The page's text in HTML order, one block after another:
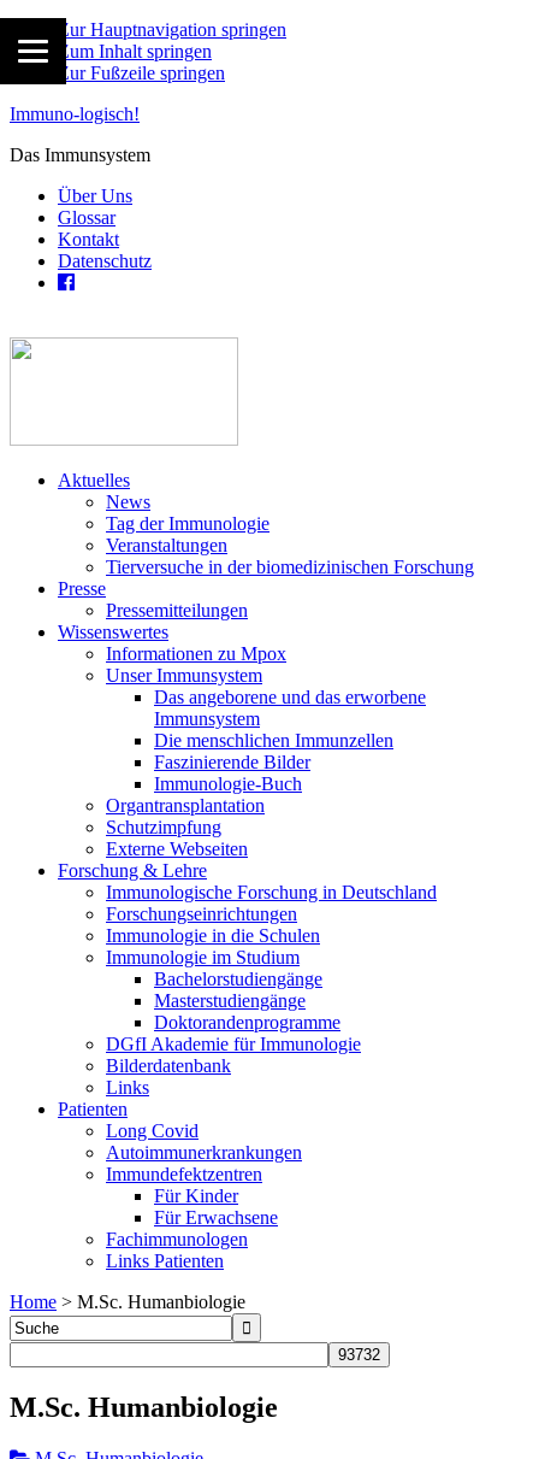
Zur Hauptnavigation springen
Zum Inhalt springen
Zur Fußzeile springen
Immuno-logisch!
Das Immunsystem
Über Uns
Glossar
Kontakt
Datenschutz
Aktuelles
News
Tag der Immunologie
Veranstaltungen
Tierversuche in der biomedizinischen Forschung
Presse
Pressemitteilungen
Wissenswertes
Informationen zu Mpox
Unser Immunsystem
Das angeborene und das erworbene
Immunsystem
Die menschlichen Immunzellen
Faszinierende Bilder
Immunologie-Buch
Organtransplantation
Schutzimpfung
Externe Webseiten
Forschung & Lehre
Immunologische Forschung in Deutschland
Forschungseinrichtungen
Immunologie in die Schulen
Immunologie im Studium
Bachelorstudiengänge
Masterstudiengänge
Doktorandenprogramme
DGfI Akademie für Immunologie
Bilderdatenbank
Links
Patienten
Long Covid
Autoimmunerkrankungen
Immundefektzentren
Für Kinder
Für Erwachsene
Fachimmunologen
Links Patienten
Home > M.Sc. Humanbiologie
M.Sc. Humanbiologie